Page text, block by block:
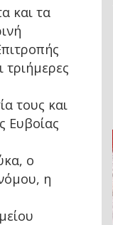
και τα
τους και
Ευβοίας
ο
η